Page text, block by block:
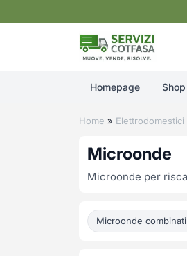
Homepage Shop
Home » Elettrodomestici
Microonde
Microonde per
Microonde combinati